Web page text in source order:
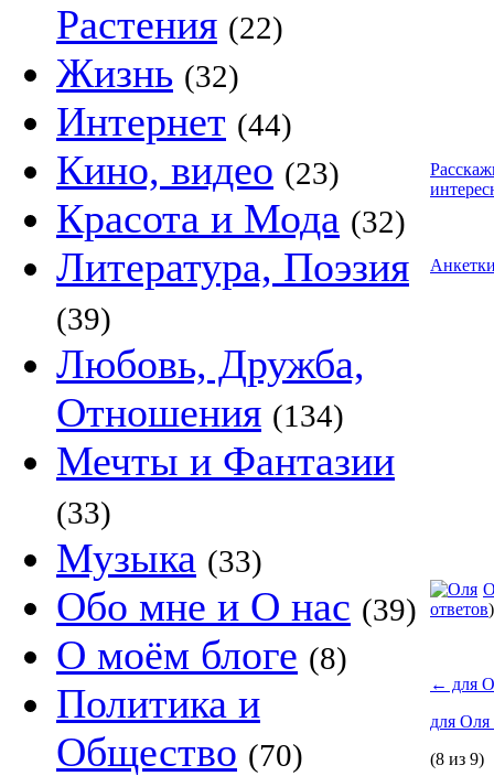
Растения (22)
Жизнь (32)
Интернет (44)
Кино, видео (23)
Красота и Мода (32)
Литература, Поэзия
(39)
Любовь, Дружба,
Отношения (134)
Мечты и Фантазии
(33)
Музыка (33)
Обо мне и О нас (39)
О моём блоге (8)
Политика и
Общество (70)
ответов)
← для
для Оля
(8 из 9)